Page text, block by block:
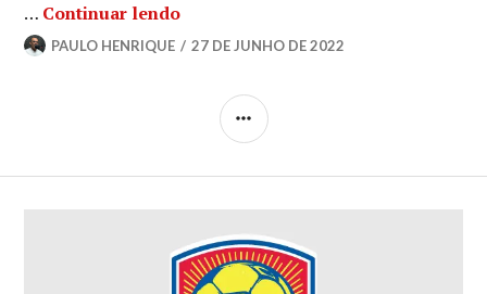
… Continuar lendo
PAULO HENRIQUE 27 DE JUNHO DE 2022